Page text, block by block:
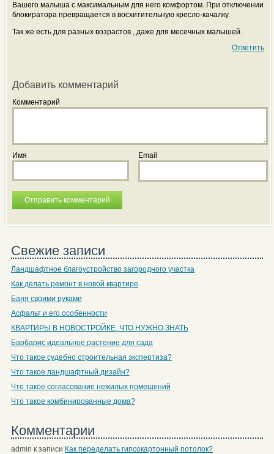
Вашего малыша с максимальным для него комфортом. При отключении
блокиратора превращается в восхитительную кресло-качалку.
Так же есть для разных возрастов , даже для месечных малышей.
Ответить
Добавить комментарий
Комментарий
Имя Email
Свежие записи
Ландшафтное благоустройство загородного участка
Как делать ремонт в новой квартире
Баня своими руками
Асфальт и его особенности
КВАРТИРЫ В НОВОСТРОЙКЕ, ЧТО НУЖНО ЗНАТЬ
Барбарис идеальное растение для сада
Что такое судебно строительная экспертиза?
Что такое ландшафтный дизайн?
Что такое согласование нежилых помещений
Что такое комбинированные дома?
Комментарии
admin к записи Как переделать гипсокартонный потолок?